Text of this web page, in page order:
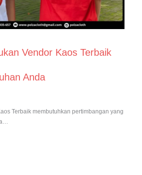
Vendor Kaos Terbaik
Anda
Terbaik membutuhkan pertimbangan yang